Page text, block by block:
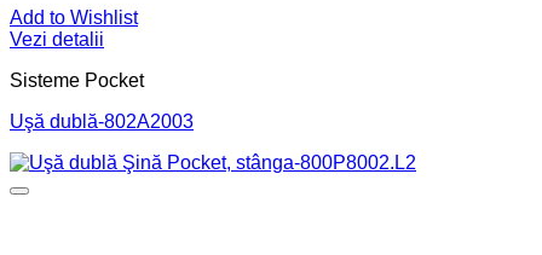
Add to Wishlist
Vezi detalii
Sisteme Pocket
Uşă dublă-802A2003